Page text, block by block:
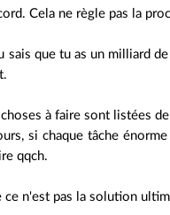
Cela ne règle pas la
sais que tu as un milliard
à faire sont listées
si chaque tâche
qqch.
ce n'est pas la solution